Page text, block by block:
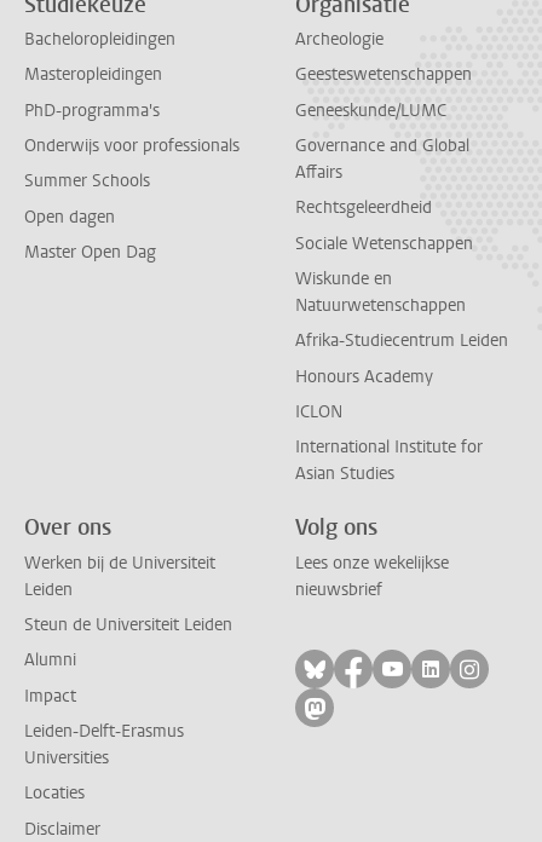
Bacheloropleidingen
Masteropleidingen
PhD-programma's
Onderwijs voor professionals
Summer Schools
Open dagen
Master Open Dag
Archeologie
Geesteswetenschappen
Geneeskunde/LUMC
Governance and Global
Affairs
Rechtsgeleerdheid
Sociale Wetenschappen
Wiskunde en
Natuurwetenschappen
Afrika-Studiecentrum Leiden
Honours Academy
ICLON
International Institute for
Asian Studies
Over ons
Werken bij de Universiteit
Leiden
Steun de Universiteit Leiden
Alumni
Impact
Leiden-Delft-Erasmus
Universities
Locaties
Disclaimer
Volg ons
Lees onze wekelijkse
nieuwsbrief
Volg ons op bluesky
Volg ons op
Volg ons op
Volg ons
Volg
Volg ons op mastodon